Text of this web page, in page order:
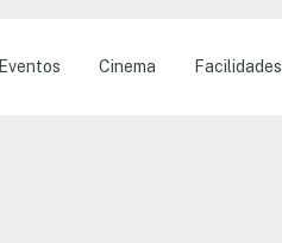
Eventos Cinema Facilidades